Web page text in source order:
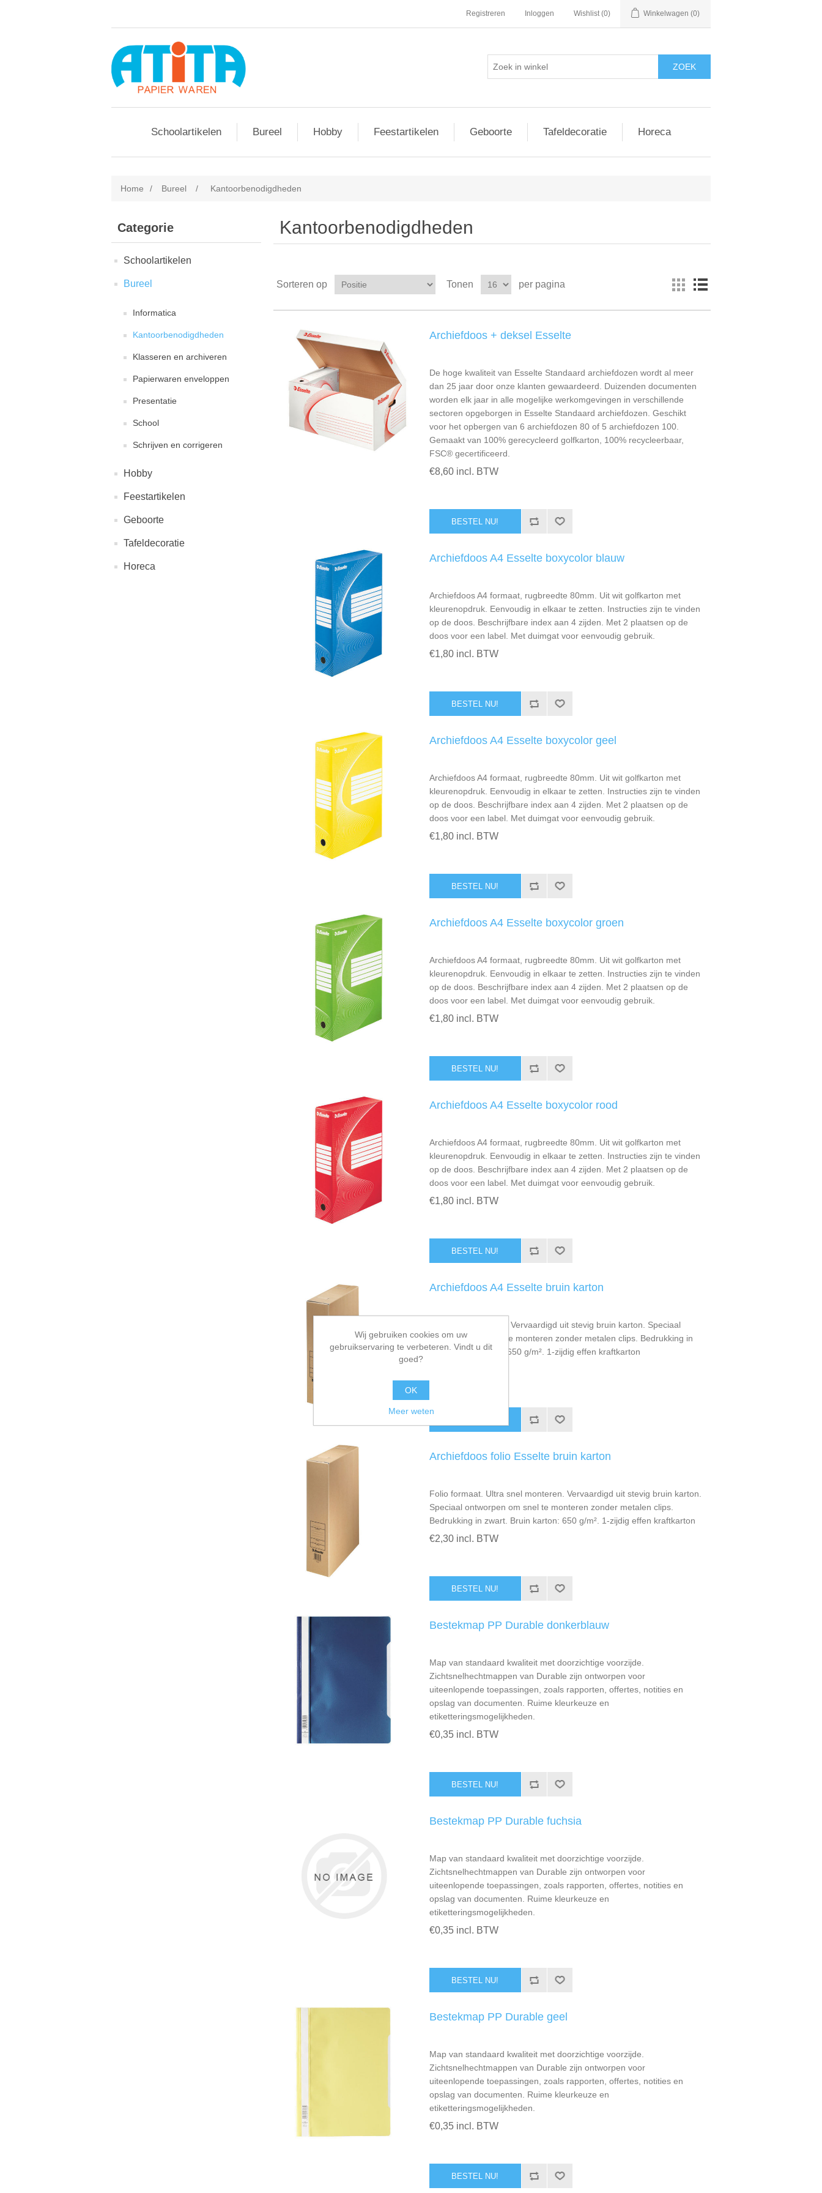
Registreren Inloggen Wishlist (0) Winkelwagen (0)
Schoolartikelen Bureel Hobby Feestartikelen Geboorte Tafeldecoratie Horeca
Home / Bureel / Kantoorbenodigdheden
Categorie
Schoolartikelen
Bureel
Informatica
Kantoorbenodigdheden
Klasseren en archiveren
Papierwaren enveloppen
Presentatie
School
Schrijven en corrigeren
Hobby
Feestartikelen
Geboorte
Tafeldecoratie
Horeca
Kantoorbenodigdheden
Sorteren op Tonen per pagina
Archiefdoos + deksel Esselte
De hoge kwaliteit van Esselte Standaard archiefdozen wordt al meer
dan 25 jaar door onze klanten gewaardeerd. Duizenden documenten
worden elk jaar in alle mogelijke werkomgevingen in verschillende
sectoren opgeborgen in Esselte Standaard archiefdozen. Geschikt
voor het opbergen van 6 archiefdozen 80 of 5 archiefdozen 100.
Gemaakt van 100% gerecycleerd golfkarton, 100% recycleerbaar,
FSC® gecertificeerd.
€8,60 incl. BTW
Archiefdoos A4 Esselte boxycolor blauw
Archiefdoos A4 formaat, rugbreedte 80mm. Uit wit golfkarton met
kleurenopdruk. Eenvoudig in elkaar te zetten. Instructies zijn te vinden
op de doos. Beschrijfbare index aan 4 zijden. Met 2 plaatsen op de
doos voor een label. Met duimgat voor eenvoudig gebruik.
€1,80 incl. BTW
Archiefdoos A4 Esselte boxycolor geel
Archiefdoos A4 formaat, rugbreedte 80mm. Uit wit golfkarton met
kleurenopdruk. Eenvoudig in elkaar te zetten. Instructies zijn te vinden
op de doos. Beschrijfbare index aan 4 zijden. Met 2 plaatsen op de
doos voor een label. Met duimgat voor eenvoudig gebruik.
€1,80 incl. BTW
Archiefdoos A4 Esselte boxycolor groen
Archiefdoos A4 formaat, rugbreedte 80mm. Uit wit golfkarton met
kleurenopdruk. Eenvoudig in elkaar te zetten. Instructies zijn te vinden
op de doos. Beschrijfbare index aan 4 zijden. Met 2 plaatsen op de
doos voor een label. Met duimgat voor eenvoudig gebruik.
€1,80 incl. BTW
Archiefdoos A4 Esselte boxycolor rood
Archiefdoos A4 formaat, rugbreedte 80mm. Uit wit golfkarton met
kleurenopdruk. Eenvoudig in elkaar te zetten. Instructies zijn te vinden
op de doos. Beschrijfbare index aan 4 zijden. Met 2 plaatsen op de
doos voor een label. Met duimgat voor eenvoudig gebruik.
€1,80 incl. BTW
Archiefdoos A4 Esselte bruin karton
Ultra snel monteren. Vervaardigd uit stevig bruin karton. Speciaal
ontworpen om snel te monteren zonder metalen clips. Bedrukking in
zwart. Bruin karton: 650 g/m². 1-zijdig effen kraftkarton
Archiefdoos folio Esselte bruin karton
Folio formaat. Ultra snel monteren. Vervaardigd uit stevig bruin karton.
Speciaal ontworpen om snel te monteren zonder metalen clips.
Bedrukking in zwart. Bruin karton: 650 g/m². 1-zijdig effen kraftkarton
€2,30 incl. BTW
Bestekmap PP Durable donkerblauw
Map van standaard kwaliteit met doorzichtige voorzijde.
Zichtsnelhechtmappen van Durable zijn ontworpen voor
uiteenlopende toepassingen, zoals rapporten, offertes, notities en
opslag van documenten. Ruime kleurkeuze en
etiketteringsmogelijkheden.
€0,35 incl. BTW
Bestekmap PP Durable fuchsia
Map van standaard kwaliteit met doorzichtige voorzijde.
Zichtsnelhechtmappen van Durable zijn ontworpen voor
uiteenlopende toepassingen, zoals rapporten, offertes, notities en
opslag van documenten. Ruime kleurkeuze en
etiketteringsmogelijkheden.
€0,35 incl. BTW
Bestekmap PP Durable geel
Map van standaard kwaliteit met doorzichtige voorzijde.
Zichtsnelhechtmappen van Durable zijn ontworpen voor
uiteenlopende toepassingen, zoals rapporten, offertes, notities en
opslag van documenten. Ruime kleurkeuze en
etiketteringsmogelijkheden.
€0,35 incl. BTW
Wij gebruiken cookies om uw
gebruikservaring te verbeteren. Vindt u dit
goed?
OK
Meer weten